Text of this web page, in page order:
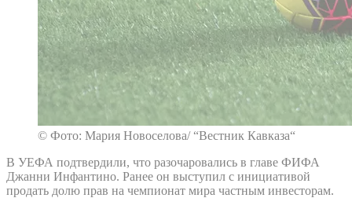
© Фото: Мария Новоселова/ “Вестник Кавказа“
В УЕФА подтвердили, что разочаровались в главе ФИФА
Джанни Инфантино. Ранее он выступил с инициативой
продать долю прав на чемпионат мира частным инвесторам.